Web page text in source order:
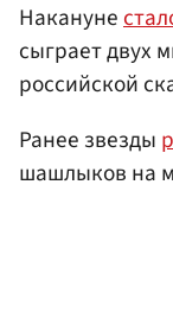
Накануне
сыграет двух
российской
Ранее звезды
шашлыков на